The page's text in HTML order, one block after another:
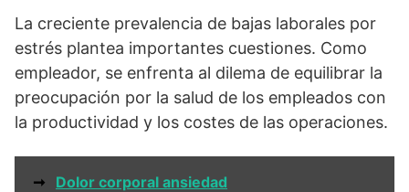
La creciente prevalencia de bajas laborales por
estrés plantea importantes cuestiones. Como
empleador, se enfrenta al dilema de equilibrar la
preocupación por la salud de los empleados con
la productividad y los costes de las operaciones.
➞ Dolor corporal ansiedad